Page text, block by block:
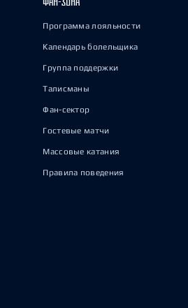
Программа лояльности
Календарь болельщика
Группа поддержки
Талисманы
Фан-сектор
Гостевые матчи
Массовые катания
Правила поведения